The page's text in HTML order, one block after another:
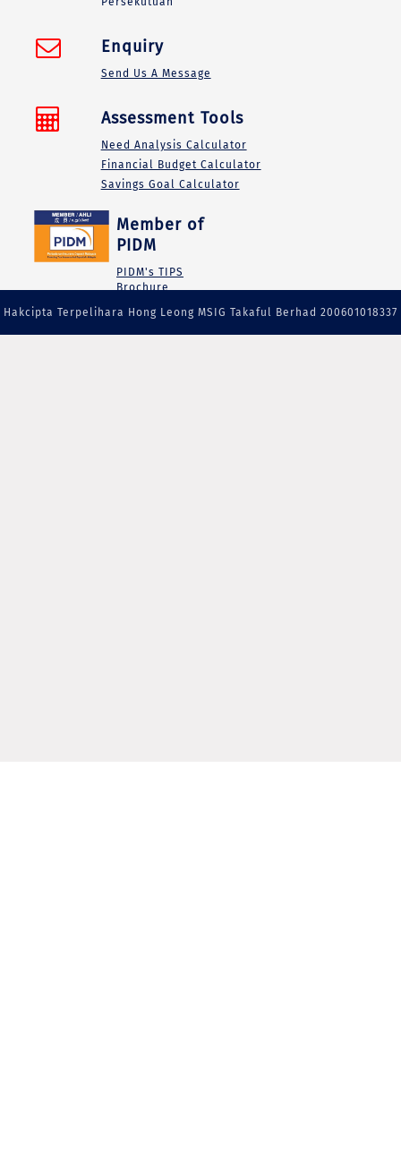
Enquiry
Send Us A Message
Assessment Tools
Need Analysis Calculator
Financial Budget Calculator
Savings Goal Calculator
Member of
PIDM
PIDM's TIPS
Brochure
Hakcipta Terpelihara Hong Leong MSIG Takaful Berhad 200601018337